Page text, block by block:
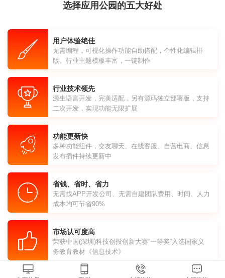
选择应用公园的五大好处
用户体验绝佳
无需编程，可视化操作功能自助搭配，个性化编辑排
版。行业主题模板丰富，一键制作
行业技术领先
源生语言开发，完美适配，另有源码独立部署版，支持
二次开发，实现功能无限扩展
功能更新快
多种功能组件，交友聊天、在线客服、自营电商、信息
发布插件持续更新中
省钱、省时、省力
无需找APP开发公司、无需自建团队费用、时间、人力
成本均可节省90%
市场认可度高
荣获中国(深圳)科技创投创新大赛“一等奖”入选国家义
务教育教材《信息技术》